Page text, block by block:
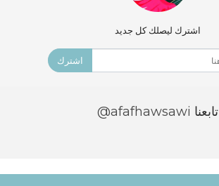
اشترك ليصلك كل جديد
اشترك
تابعنا @afafhawsawi